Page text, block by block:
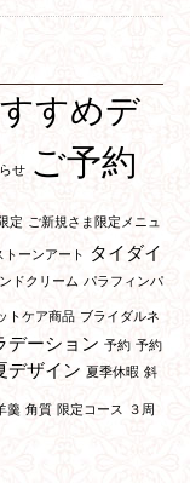
すめデ
せ ご予約
定 ご新規さま限定メニュ
トーンアート
タイダイ
ドクリーム パラフィンパ
トケア商品 ブライダルネ
デーション 予約 予約
デザイン 夏季休暇 斜
羹 角質 限定コース
３周